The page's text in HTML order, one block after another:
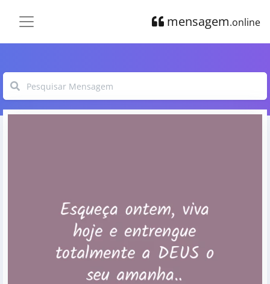
mensagem.online